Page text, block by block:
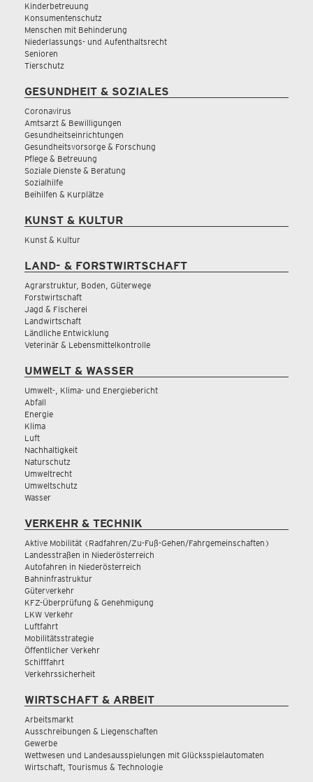
Kinderbetreuung
Konsumentenschutz
Menschen mit Behinderung
Niederlassungs- und Aufenthaltsrecht
Senioren
Tierschutz
GESUNDHEIT & SOZIALES
Coronavirus
Amtsarzt & Bewilligungen
Gesundheitseinrichtungen
Gesundheitsvorsorge & Forschung
Pflege & Betreuung
Soziale Dienste & Beratung
Sozialhilfe
Beihilfen & Kurplätze
KUNST & KULTUR
Kunst & Kultur
LAND- & FORSTWIRTSCHAFT
Agrarstruktur, Boden, Güterwege
Forstwirtschaft
Jagd & Fischerei
Landwirtschaft
Ländliche Entwicklung
Veterinär & Lebensmittelkontrolle
UMWELT & WASSER
Umwelt-, Klima- und Energiebericht
Abfall
Energie
Klima
Luft
Nachhaltigkeit
Naturschutz
Umweltrecht
Umweltschutz
Wasser
VERKEHR & TECHNIK
Aktive Mobilität (Radfahren/Zu-Fuß-Gehen/Fahrgemeinschaften)
Landesstraßen in Niederösterreich
Autofahren in Niederösterreich
Bahninfrastruktur
Güterverkehr
KFZ-Überprüfung & Genehmigung
LKW Verkehr
Luftfahrt
Mobilitätsstrategie
Öffentlicher Verkehr
Schifffahrt
Verkehrssicherheit
WIRTSCHAFT & ARBEIT
Arbeitsmarkt
Ausschreibungen & Liegenschaften
Gewerbe
Wettwesen und Landesausspielungen mit Glücksspielautomaten
Wirtschaft, Tourismus & Technologie